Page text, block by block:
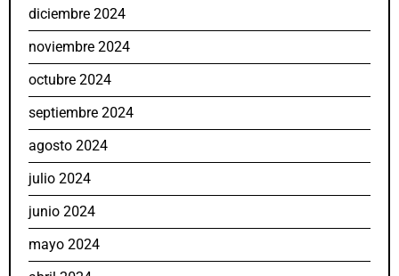
diciembre 2024
noviembre 2024
octubre 2024
septiembre 2024
agosto 2024
julio 2024
junio 2024
mayo 2024